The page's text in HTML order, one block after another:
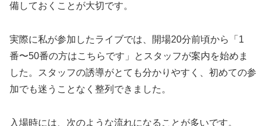
備しておくことが大切です。
実際に私が参加したライブでは、開場20分前頃から「1
番〜50番の方はこちらです」とスタッフが案内を始めま
した。スタッフの誘導がとても分かりやすく、初めての参
加でも迷うことなく整列できました。
入場時には、次のような流れになることが多いです。